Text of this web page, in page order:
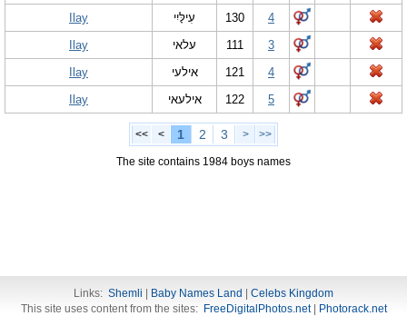
Ilay
עִילָּיִי 130
4
Ilay
עלאי 111
3
Ilay
אילעי 121
4
Ilay
אילעאי 122 5
<< < 1 2 3 > >>
The site contains 1984 boys names
Links: Shemli Baby Names Land
Celebs Kingdom
This site uses content from the sites: FreeDigitalPhotos.net| Photorack.net